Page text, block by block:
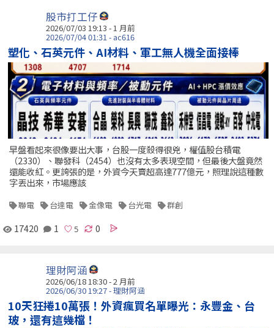
股市打工仔
2026/07/03 19:13 - 1 月前
2026/07/04 01:31 - ac616
塑化、石英元件、AI材料、軍工無人機全面接棒
早盤看起來很像要出大事，台股一度殺得很兇，權值股台積電
（2330）、聯發科（2454）也沒有太多表現空間，但最後大盤竟然
還能收紅。更誇張的是，外資今天賣超高達777億元，照理說這種數
字丟出來，市場應該
聯電 台達電 金像電 台光電 群創
17420 1 0
理財阿涵
2026/06/18 18:30 - 2 月前
2026/06/30 19:27 - 理財阿涵
10天狂捲10萬張！外資瘋買名單曝光：永豐金、台
玻，還有這幾檔！